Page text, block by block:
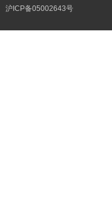
沪ICP备05002643号